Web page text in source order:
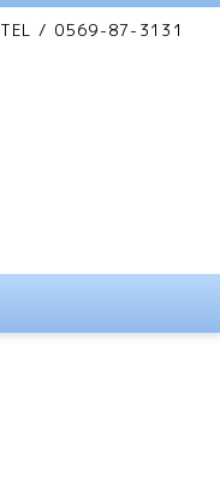
TEL / 0569-87-3131